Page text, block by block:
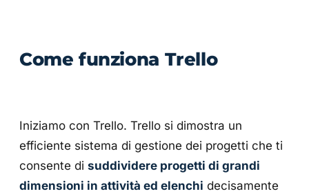
Come funziona Trello
Iniziamo con Trello. Trello si dimostra un
efficiente sistema di gestione dei progetti che ti
consente di suddividere progetti di grandi
dimensioni in attività ed elenchi decisamente